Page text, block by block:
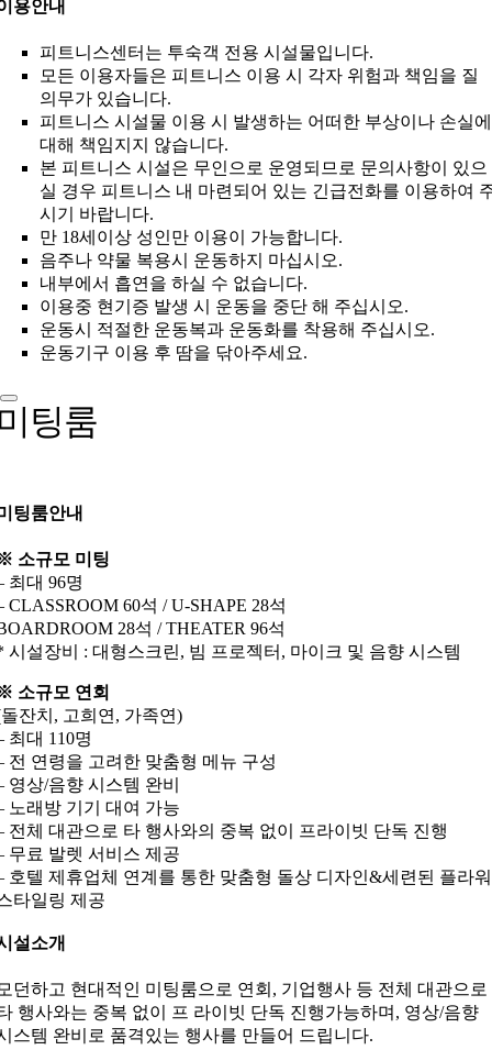
용안내
피트니스센터는 투숙객 전용 시설물입니다.
모든 이용자들은 피트니스 이용 시 각자 위험과 책임을 질
의무가 있습니다.
피트니스 시설물 이용 시 발생하는 어떠한 부상이나 손실에
대해 책임지지 않습니다.
본 피트니스 시설은 무인으로 운영되므로 문의사항이 있으
실 경우 피트니스 내 마련되어 있는 긴급전화를 이용하여
시기 바랍니다.
만 18세이상 성인만 이용이 가능합니다.
음주나 약물 복용시 운동하지 마십시오.
내부에서 흡연을 하실 수 없습니다.
이용중 현기증 발생 시 운동을 중단 해 주십시오.
운동시 적절한 운동복과 운동화를 착용해 주십시오.
운동기구 이용 후 땀을 닦아주세요.
팅룸
팅룸안내
소규모 미팅
최대 96명
CLASSROOM 60석 / U-SHAPE 28석
28석 / THEATER 96석
시설장비 : 대형스크린, 빔 프로젝터, 마이크 및 음향 시스템
소규모 연회
잔치, 고희연, 가족연)
최대 110명
전 연령을 고려한 맞춤형 메뉴 구성
영상/음향 시스템 완비
노래방 기기 대여 가능
전체 대관으로 타 행사와의 중복 없이 프라이빗 단독 진행
무료 발렛 서비스 제공
호텔 제휴업체 연계를 통한 맞춤형 돌상 디자인&세련된 플라워
타일링 제공
설소개
던하고 현대적인 미팅룸으로 연회, 기업행사 등 전체 대관으로
행사와는 중복 없이 프 라이빗 단독 진행가능하며, 영상/음향
스템 완비로 품격있는 행사를 만들어 드립니다.